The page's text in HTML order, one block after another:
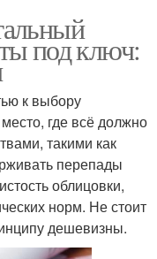
под ключ:
к выбору
где всё должно
такими как
перепады
облицовки,
норм. Не стоит
дешевизны.